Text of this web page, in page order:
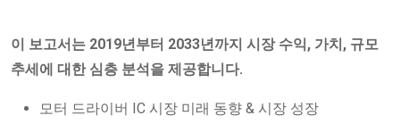
이 보고서는 2019년부터 2033년까지 시장 수익, 가치, 규모
추세에 대한 심층 분석을 제공합니다.
모터 드라이버 IC 시장 미래 동향 & 시장 성장